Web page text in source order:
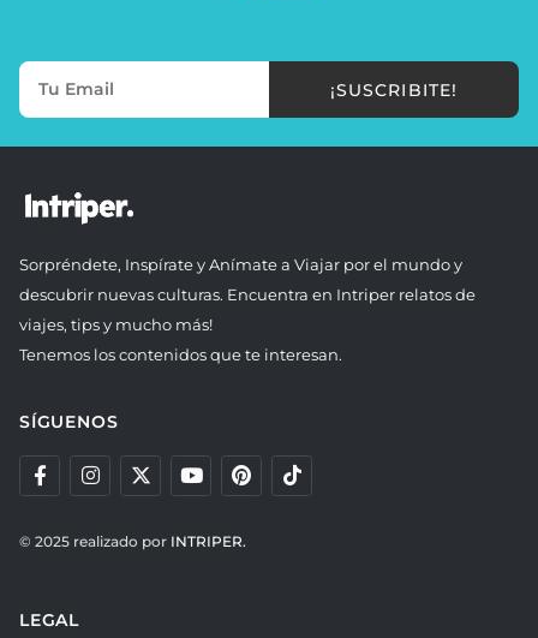
¡SUSCRIBITE!
Sorpréndete, Inspírate y Anímate a Viajar por el mundo y
descubrir nuevas culturas. Encuentra en Intriper relatos de
viajes, tips y mucho más!
Tenemos los contenidos que te interesan.
SÍGUENOS
© 2025 realizado por INTRIPER.
LEGAL